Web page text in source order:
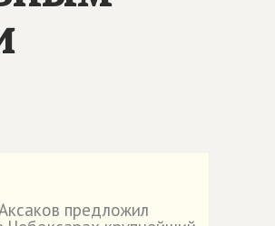
предложил